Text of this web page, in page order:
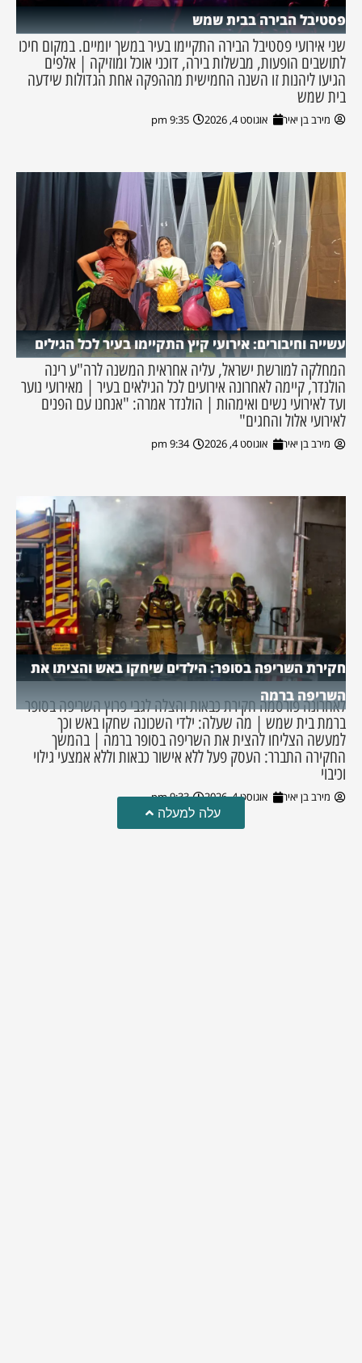
פסטיבל הבירה בבית שמש
שני אירועי פסטיבל הבירה התקיימו בעיר במשך יומיים. במקום חיכו
לתושבים הופעות, מבשלות בירה, דוכני אוכל ומוזיקה | אלפים
הגיעו ליהנות זו השנה החמישית מההפקה אחת הגדולות שידעה
בית שמש
מירב בן יאיר אוגוסט 4, 2026 9:35 pm
עשייה וחיבורים: אירועי קיץ התקיימו בעיר לכל הגילים
המחלקה למורשת ישראל, עליה אחראית המשנה לרה"ע רינה
הולנדר, קיימה לאחרונה אירועים לכל הגילאים בעיר | מאירועי נוער
ועד לאירועי נשים ואימהות | הולנדר אמרה: "אנחנו עם הפנים
לאירועי אלול והחגים"
מירב בן יאיר אוגוסט 4, 2026 9:34 pm
חקירת השריפה בסופר: הילדים שיחקו באש והציתו את
השריפה ברמה
לאחרונה פורסמה חקירת כבאות והצלה לגבי פרוץ השריפה בסופר
ברמת בית שמש | מה שעלה: ילדי השכונה שחקו באש וכך
למעשה הצליחו להצית את השריפה בסופר ברמה | בהמשך
החקירה התברר: העסק פעל ללא אישור כבאות וללא אמצעי גילוי
וכיבוי
מירב בן יאיר אוגוסט 4, 2026 9:33 pm
עלה למעלה